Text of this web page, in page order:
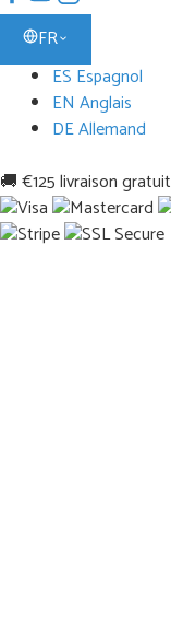
FR
ES Espagnol
EN Anglais
DE Allemand
🚚 €125 livraison